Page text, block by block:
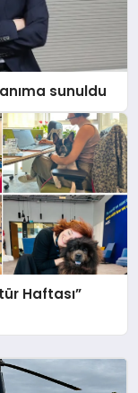
sunuldu
Haftası”